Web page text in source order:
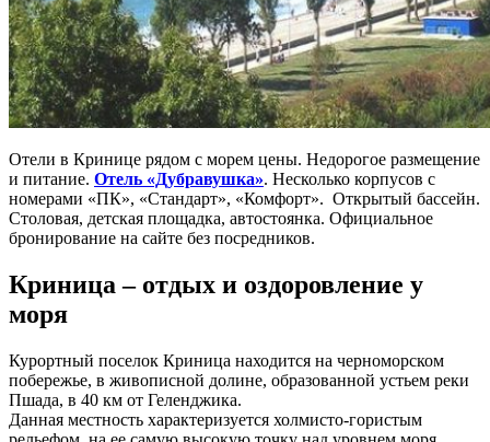
Отели в Кринице рядом с морем цены. Недорогое размещение
и питание. Отель «Дубравушка». Несколько корпусов с
номерами «ПК», «Стандарт», «Комфорт». Открытый бассейн.
Столовая, детская площадка, автостоянка. Официальное
бронирование на сайте без посредников.
Криница – отдых и оздоровление у
моря
Курортный поселок Криница находится на черноморском
побережье, в живописной долине, образованной устьем реки
Пшада, в 40 км от Геленджика.
Данная местность характеризуется холмисто-гористым